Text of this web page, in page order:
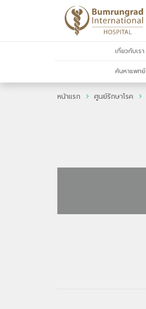
เกี่ยวกับเรา
ค้นหาแพทย์
หน้าแรก ศูนย์รักษาโรค